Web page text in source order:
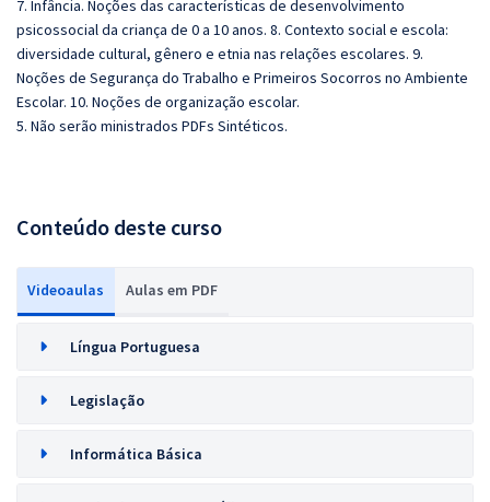
7. Infância. Noções das características de desenvolvimento
psicossocial da criança de 0 a 10 anos. 8. Contexto social e escola:
diversidade cultural, gênero e etnia nas relações escolares. 9.
Noções de Segurança do Trabalho e Primeiros Socorros no Ambiente
Escolar. 10. Noções de organização escolar.
5. Não serão ministrados PDFs Sintéticos.
Conteúdo deste curso
Videoaulas Aulas em PDF
Língua Portuguesa
Legislação
Informática Básica